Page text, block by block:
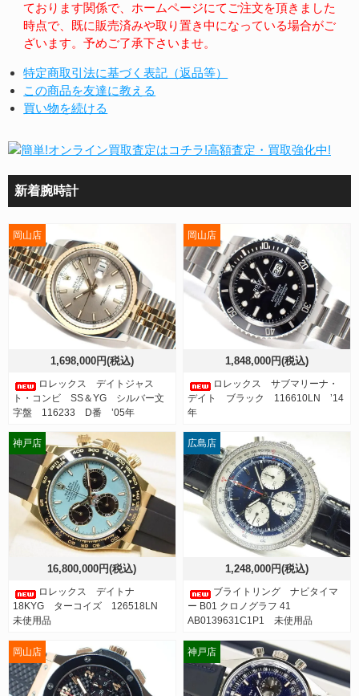
ております関係で、ホームページにてご注文を頂きました
時点で、既に販売済みや取り置き中になっている場合がご
ざいます。予めご了承下さいませ。
特定商取引法に基づく表記（返品等）
この商品を友達に教える
買い物を続ける
新着腕時計
1,698,000円(税込)
ロレックス デイトジャス
ト・コンビ SS＆YG シルバー文
字盤 116233 D番 ’05年
岡山店
1,848,000円(税込)
ロレックス サブマリーナ・
デイト ブラック 116610LN ’14
年
岡山店
16,800,000円(税込)
ロレックス デイトナ
18KYG ターコイズ 126518LN
未使用品
神戸店
1,248,000円(税込)
ブライトリング ナビタイマ
ー B01 クロノグラフ 41
AB0139631C1P1 未使用品
広島店
岡山店 神戸店